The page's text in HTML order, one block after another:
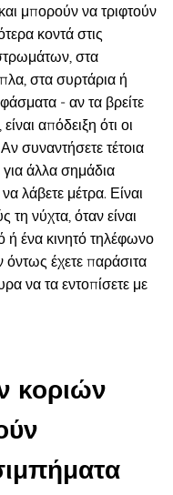
και μπορούν να τριφτούν
κοντά στις
στα
στα συρτάρια ή
- αν τα βρείτε
απόδειξη ότι οι
συναντήσετε τέτοια
για άλλα σημάδια
λάβετε μέτρα. Είναι
τη νύχτα, όταν είναι
ή ένα κινητό τηλέφωνο
όντως έχετε παράσιτα
να τα εντοπίσετε με
κοριών